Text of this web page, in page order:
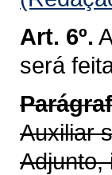
Art. 6º.
será
Auxiliar
Adjunto,